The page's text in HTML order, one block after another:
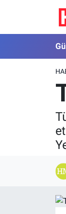
Güncel
Spor
Ekonomi
Magazin
Nöbetçi
Hava
İstanbul
Trafik
Süper
Tüm